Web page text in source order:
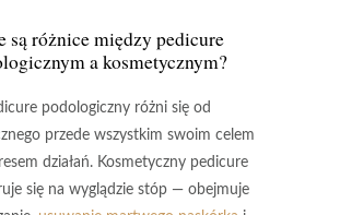
są różnice między pedicure
a kosmetycznym?
podologiczny różni się od
przede wszystkim swoim celem
działań. Kosmetyczny pedicure
się na wyglądzie stóp — obejmuje